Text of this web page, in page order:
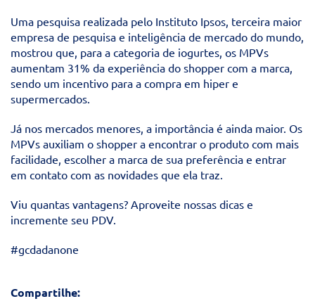
Uma pesquisa realizada pelo Instituto Ipsos, terceira maior
empresa de pesquisa e inteligência de mercado do mundo,
mostrou que, para a categoria de iogurtes, os MPVs
aumentam 31% da experiência do shopper com a marca,
sendo um incentivo para a compra em hiper e
supermercados.
Já nos mercados menores, a importância é ainda maior. Os
MPVs auxiliam o shopper a encontrar o produto com mais
facilidade, escolher a marca de sua preferência e entrar
em contato com as novidades que ela traz.
Viu quantas vantagens? Aproveite nossas dicas e
incremente seu PDV.
#gcdadanone
Compartilhe: